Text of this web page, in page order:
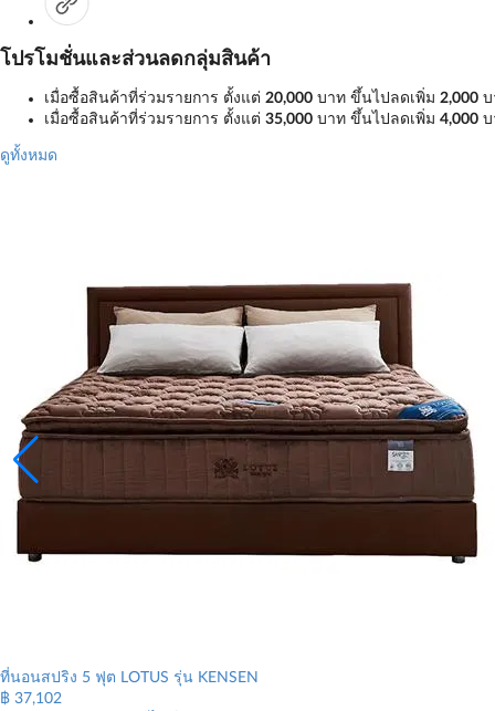
โปรโมชั่นและส่วนลดกลุ่มสินค้า
เมื่อซื้อสินค้าที่ร่วมรายการ ตั้งแต่ 20,000 บาท ขึ้นไปลดเพิ่ม 2,000 บ
เมื่อซื้อสินค้าที่ร่วมรายการ ตั้งแต่ 35,000 บาท ขึ้นไปลดเพิ่ม 4,000 บ
ดูทั้งหมด
ที่นอนสปริง 5 ฟุต LOTUS รุ่น KENSEN
฿ 37,102